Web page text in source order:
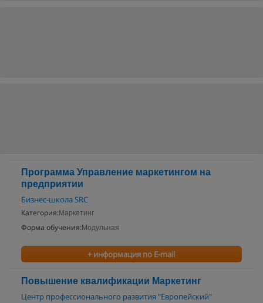
Программа Управление маркетингом на
предприятии
Бизнес-школа SRC
Категория: Маркетинг
Форма обучения: Модульная
+ информация по E-mail
Повышение квалификации Маркетинг
Центр профессионального развития "Европейский"